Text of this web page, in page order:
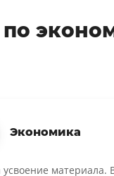
по
Экономика
усвоение материала.